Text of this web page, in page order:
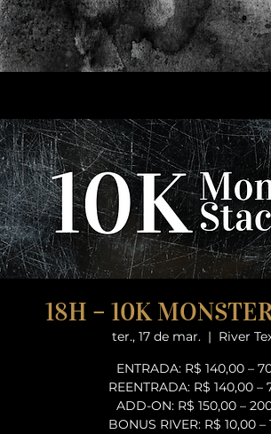
18H – 10K
ter., 17 de mar.
  |
River
ENTRADA: R$ 140,00 –
REENTRADA: R$ 140,00 –
ADD-ON: R$ 150,00 –
BONUS RIVER: R$ 10,00 –